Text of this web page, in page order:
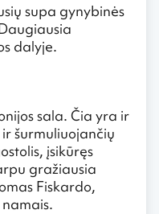
supa gynybinės
dalyje.
sala. Čia yra ir
šurmuliuojančių
įsikūręs
gražiausia
Fiskardo,